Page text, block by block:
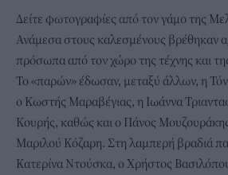
Δείτε φωτογραφίες από τον γάμο της
Ανάμεσα στους καλεσμένους βρέθηκαν
πρόσωπα από τον χώρο της τέχνης και
Το «παρών» έδωσαν, μεταξύ άλλων, η
ο Κωστής Μαραβέγιας, η Ιωάννα
Κουρής, καθώς και ο Πάνος
Μαριλού Κόζαρη. Στη λαμπερή βραδιά
Κατερίνα Ντούσκα, ο Χρήστος